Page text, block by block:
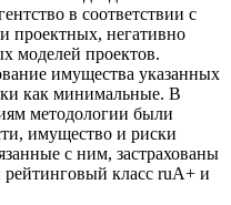
в соответствии с
проектных, негативно
моделей проектов.
имущества указанных
как минимальные. В
методологии были
имущество и риски
с ним, застрахованы
класс ruA+ и